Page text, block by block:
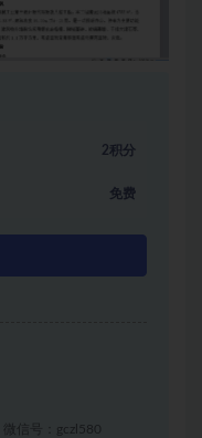
2积分
免费
信号：gczl580